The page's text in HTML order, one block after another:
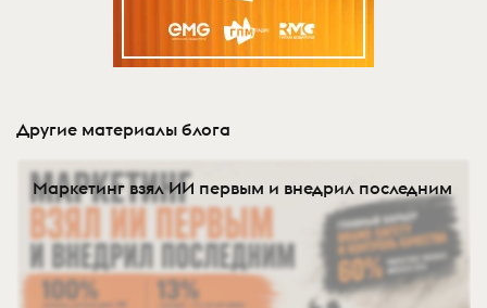
Другие материалы блога
Маркетинг взял ИИ первым и внедрил последним